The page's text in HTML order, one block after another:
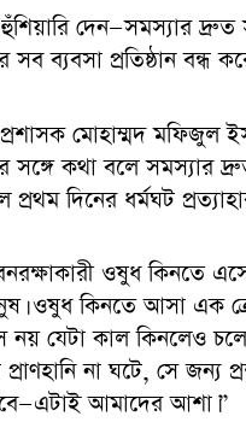
হুঁশিয়ারি দেন—সমস্যার
সব ব্যবসা প্রতিষ্ঠান বন্ধ
মোহাম্মদ মফিজুল
সঙ্গে কথা বলে সমস্যার
প্রথম দিনের ধর্মঘট
ওষুধ কিনতে
ওষুধ কিনতে আসা এক
নয় যেটা কাল কিনলেও
না ঘটে, সে জন্য
আমাদের আশা।”